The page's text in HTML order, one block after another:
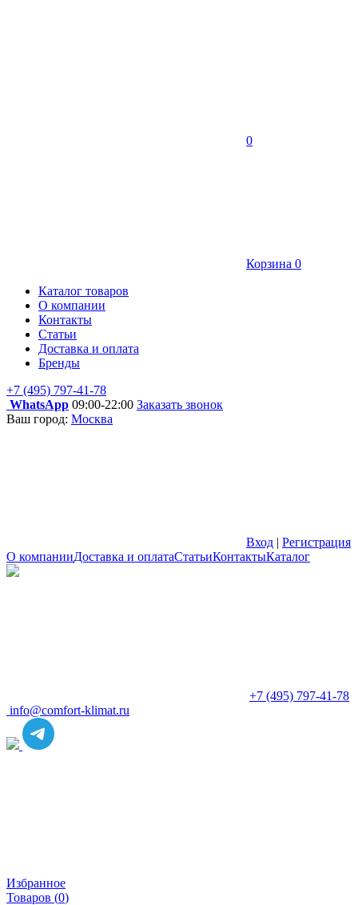
0
Корзина 0
Каталог товаров
О компании
Контакты
Статьи
Доставка и оплата
Бренды
+7 (495) 797-41-78
WhatsApp 09:00-22:00 Заказать звонок
Ваш город: Москва
Вход | Регистрация
О компанииДоставка и оплатаСтатьиКонтактыКаталог
+7 (495) 797-41-78
info@comfort-klimat.ru
Избранное
Товаров (0)